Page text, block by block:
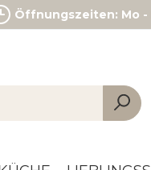
Öffnungszeiten: Mo -